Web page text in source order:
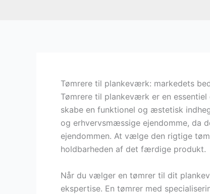
Tømrere til plankeværk: markedets
Tømrere til plankeværk er en
skabe en funktionel og æstetisk
og erhvervsmæssige ejendomme, da
ejendommen. At vælge den rigtige
holdbarheden af det færdige produkt.
Når du vælger en tømrer til dit
ekspertise. En tømrer med